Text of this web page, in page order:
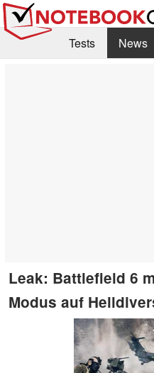
Tests News
Leak: Battlefield 6
Modus auf